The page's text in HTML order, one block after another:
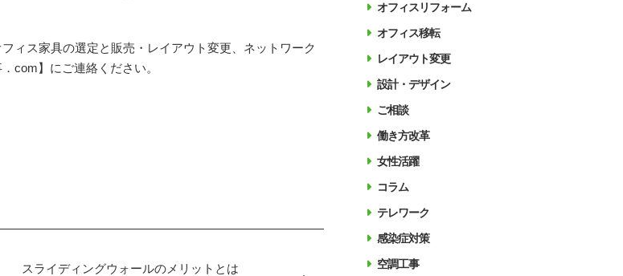
ィス家具の選定と販売・レイアウト変更、ネットワーク
com】にご連絡ください。
スライディングウォールのメリットとは
オフィスリフォーム
オフィス移転
レイアウト変更
設計・デザイン
ご相談
働き方改革
女性活躍
コラム
テレワーク
感染症対策
空調工事